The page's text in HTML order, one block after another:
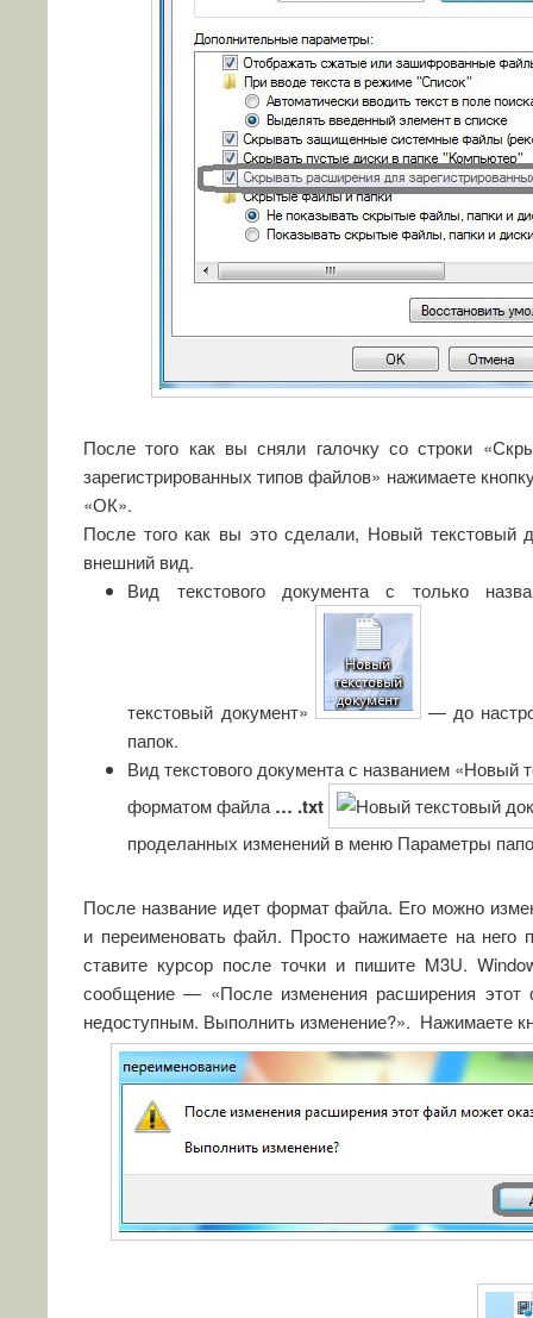
После того как вы сняли галочку со строки
зарегистрированных типов файлов» нажимаете
«ОК».
После того как вы это сделали, Новый текстовый
внешний вид.
Вид текстового документа с только
текстовый документ»
— до
папок.
Вид текстового документа с названием «Новый
форматом файла… .txt
проделанных изменений в меню Параметры
После название идет формат файла. Его можно
и переименовать файл. Просто нажимаете на него
ставите курсор после точки и пишите M3U.
сообщение — «После изменения расширения этот
недоступным. Выполнить изменение?». Нажимаете